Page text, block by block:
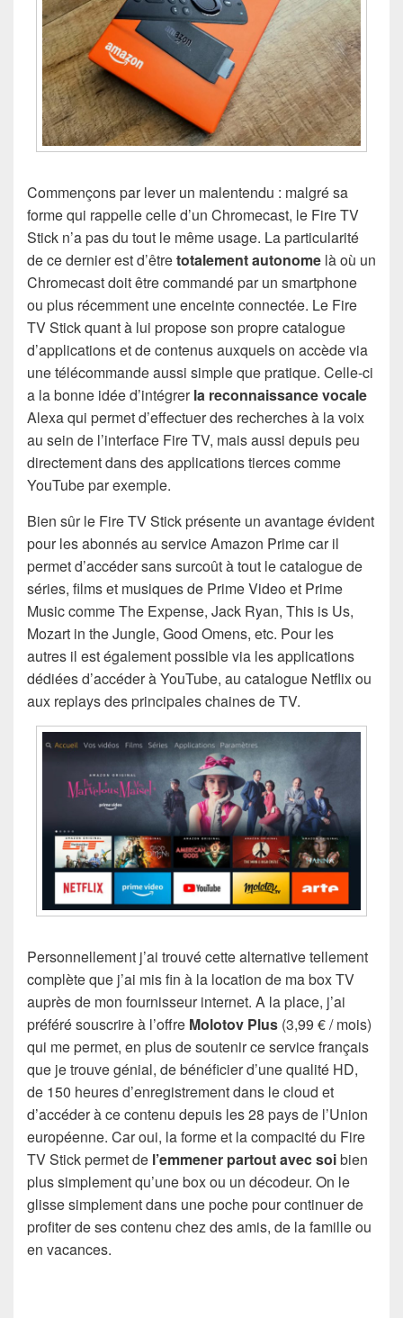
Commençons par lever un malentendu : malgré sa
forme qui rappelle celle d’un Chromecast, le Fire TV
Stick n’a pas du tout le même usage. La particularité
de ce dernier est d’êtretotalement autonome là où un
Chromecast doit être commandé par un smartphone
ou plus récemment une enceinte connectée. Le Fire
TV Stick quant à lui propose son propre catalogue
d’applications et de contenus auxquels on accède via
une télécommande aussi simple que pratique. Celle-ci
a la bonne idée d’intégrerla reconnaissance vocale
Alexa qui permet d’effectuer des recherches à la voix
au sein de l’interface Fire TV, mais aussi depuis peu
directement dans des applications tierces comme
YouTube par exemple.
Bien sûr le Fire TV Stick présente un avantage évident
pour les abonnés au service Amazon Prime car il
permet d’accéder sans surcoût à tout le catalogue de
séries, films et musiques de Prime Video et Prime
Music comme The Expense, Jack Ryan, This is Us,
Mozart in the Jungle, Good Omens, etc. Pour les
autres il est également possible via les applications
dédiées d’accéder à YouTube, au catalogue Netflix ou
aux replays des principales chaines de TV.
Personnellement j’ai trouvé cette alternative tellement
complète que j’ai mis fin à la location de ma box TV
auprès de mon fournisseur internet. A la place, j’ai
préféré souscrire à l’offre Molotov Plus (3,99 € / mois)
qui me permet, en plus de soutenir ce service français
que je trouve génial, de bénéficier d’une qualité HD,
de 150 heures d’enregistrement dans le cloud et
d’accéder à ce contenu depuis les 28 pays de l’Union
européenne. Car oui, la forme et la compacité du Fire
TV Stick permet de l’emmener partout avec soibien
plus simplement qu’une box ou un décodeur. On le
glisse simplement dans une poche pour continuer de
profiter de ses contenu chez des amis, de la famille ou
en vacances.